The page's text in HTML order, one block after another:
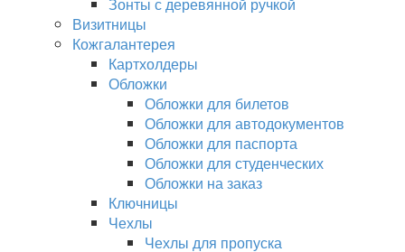
Визитницы
Кожгалантерея
Картхолдеры
Обложки
Обложки для билетов
Обложки для автодокументов
Обложки для паспорта
Обложки для студенческих
Обложки на заказ
Ключницы
Чехлы
Чехлы для пропуска